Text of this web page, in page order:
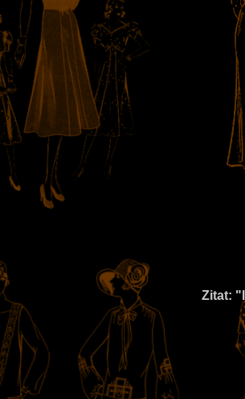
Zitat: